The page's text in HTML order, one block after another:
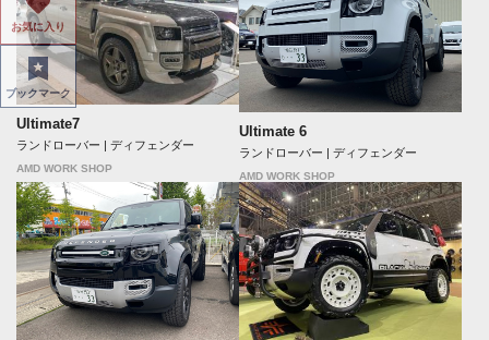
Ultimate7
ランドローバー | ディフェンダー
AMD WORK SHOP
Ultimate 6
ランドローバー | ディフェンダー
AMD WORK SHOP
お気に入り
ブックマーク